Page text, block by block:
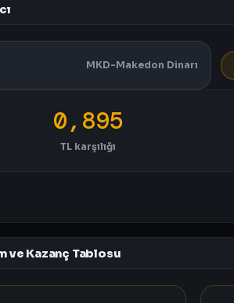
MKD-Makedon Dinarı
0,895
TL karşılığı
ve Kazanç Tablosu